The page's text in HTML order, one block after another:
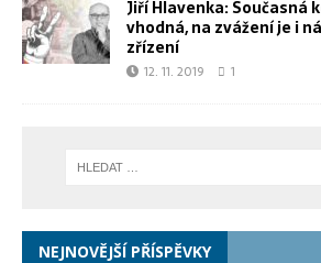
Jiří Hlavenka: Současná
vhodná, na zvážení je i
zřízení
12. 11. 2019 1
NEJNOVĚJŠÍ PŘÍSPĚVKY